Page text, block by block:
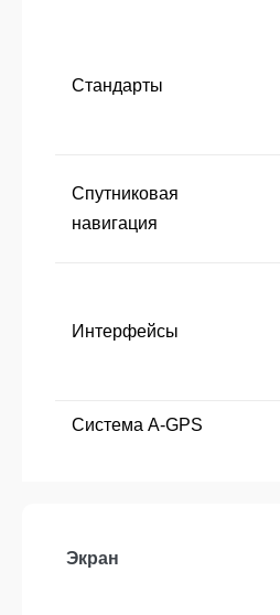
Стандарты
Спутниковая
навигация
Интерфейсы
Cистема A-GPS
Экран